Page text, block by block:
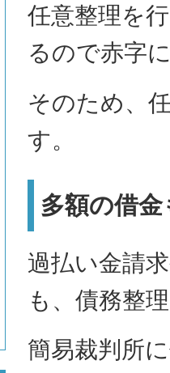
任意整理を
るので赤字
そのため、
す。
多額の借
過払い金請
も、債務整
簡易裁判所